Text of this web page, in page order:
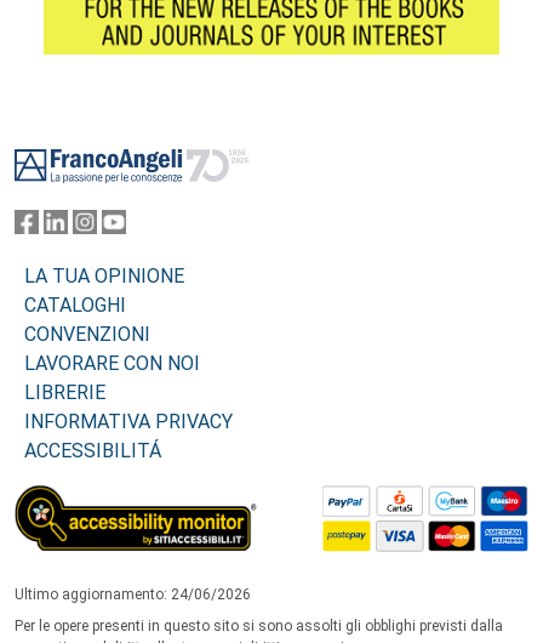
LA TUA OPINIONE
CATALOGHI
CONVENZIONI
LAVORARE CON NOI
LIBRERIE
INFORMATIVA PRIVACY
ACCESSIBILITÁ
Ultimo aggiornamento: 24/06/2026
Per le opere presenti in questo sito si sono assolti gli obblighi previsti dalla